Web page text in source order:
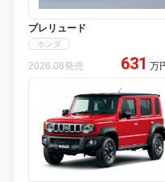
プレリュード
ホンダ
2026.08発売 631 万